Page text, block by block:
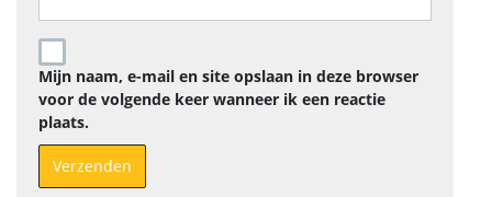
Mijn naam, e-mail en site opslaan in deze browser
voor de volgende keer wanneer ik een reactie
plaats.